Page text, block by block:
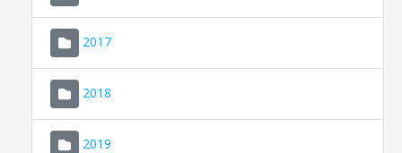
2017
2018
2019